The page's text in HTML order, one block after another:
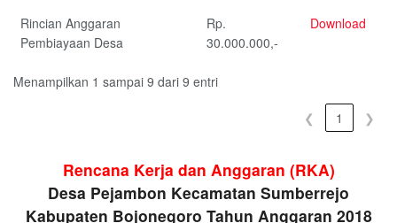
Rincian Anggaran
Pembiayaan Desa
Rp.
30.000.000,-
Download
Menampilkan 1 sampai 9 dari 9 entri
❮ 1 ❯
Rencana Kerja dan Anggaran (RKA)
Desa Pejambon Kecamatan Sumberrejo
Kabupaten Bojonegoro Tahun Anggaran 2018